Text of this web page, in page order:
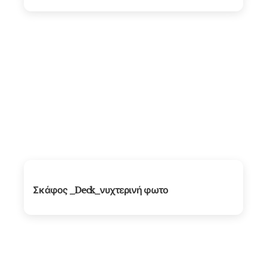
Σκάφος _Deck_νυχτερινή φωτο